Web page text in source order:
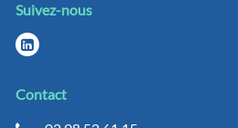
Suivez-nous
Contact